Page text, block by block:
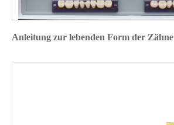
Anleitung zur lebenden Form der Zähne